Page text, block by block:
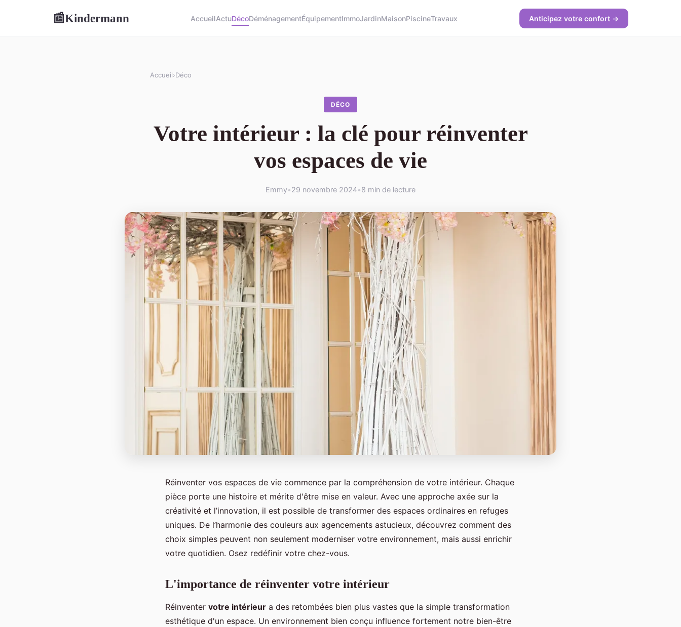
📰Kindermann AccueilActuDécoDéménagementÉquipementImmoJardinMaisonPiscineTravaux Anticipez votre confort →
Accueil›Déco
DÉCO
Votre intérieur : la clé pour réinventer
vos espaces de vie
Emmy•29 novembre 2024•8 min de lecture
Réinventer vos espaces de vie commence par la compréhension de votre intérieur. Chaque
pièce porte une histoire et mérite d'être mise en valeur. Avec une approche axée sur la
créativité et l’innovation, il est possible de transformer des espaces ordinaires en refuges
uniques. De l’harmonie des couleurs aux agencements astucieux, découvrez comment des
choix simples peuvent non seulement moderniser votre environnement, mais aussi enrichir
votre quotidien. Osez redéfinir votre chez-vous.
L'importance de réinventer votre intérieur
Réinventer votre intérieur a des retombées bien plus vastes que la simple transformation
esthétique d'un espace. Un environnement bien conçu influence fortement notre bien-être